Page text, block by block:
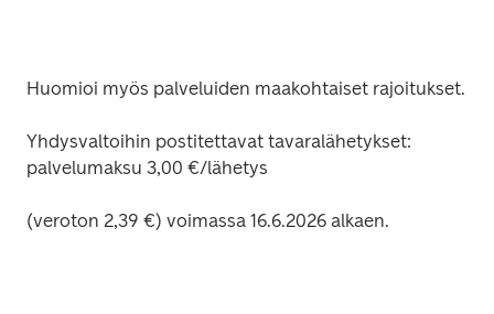
Huomioi myös palveluiden maakohtaiset rajoitukset.
Yhdysvaltoihin postitettavat tavaralähetykset:
palvelumaksu 3,00 €/lähetys
(veroton 2,39 €) voimassa 16.6.2026 alkaen.